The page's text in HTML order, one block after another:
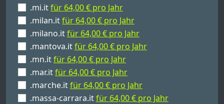
.mi.itfür 64,00 € pro Jahr
.milan.itfür 64,00 € pro Jahr
.milano.itfür 64,00 € pro Jahr
.mantova.itfür 64,00 € pro Jahr
.mn.itfür 64,00 € pro Jahr
.mar.itfür 64,00 € pro Jahr
.marche.itfür 64,00 € pro Jahr
.massa-carrara.itfür 64,00 € pro Jahr